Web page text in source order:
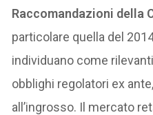
Raccomandazioni della
particolare quella del
individuano come
obblighi regolatori ex
all’ingrosso. Il mercato